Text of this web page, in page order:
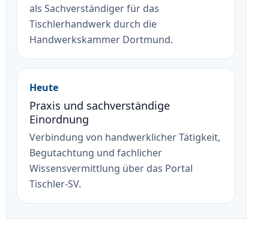
als Sachverständiger für das
Tischlerhandwerk durch die
Handwerkskammer Dortmund.
Heute
Praxis und sachverständige
Einordnung
Verbindung von handwerklicher Tätigkeit,
Begutachtung und fachlicher
Wissensvermittlung über das Portal
Tischler-SV.